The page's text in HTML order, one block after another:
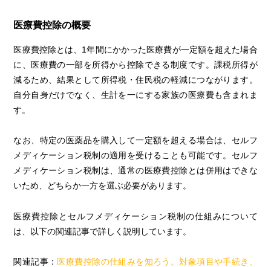
医療費控除の概要
医療費控除とは、1年間にかかった医療費が一定額を超えた場合
に、医療費の一部を所得から控除できる制度です。課税所得が
減るため、結果として所得税・住民税の軽減につながります。
自分自身だけでなく、生計を一にする家族の医療費も含まれま
す。
なお、特定の医薬品を購入して一定額を超える場合は、セルフ
メディケーション税制の適用を受けることも可能です。セルフ
メディケーション税制は、通常の医療費控除とは併用はできな
いため、どちらか一方を選ぶ必要があります。
医療費控除とセルフメディケーション税制の仕組みについて
は、以下の関連記事で詳しく説明しています。
関連記事： 医療費控除の仕組みを知ろう。対象項目や手続き、